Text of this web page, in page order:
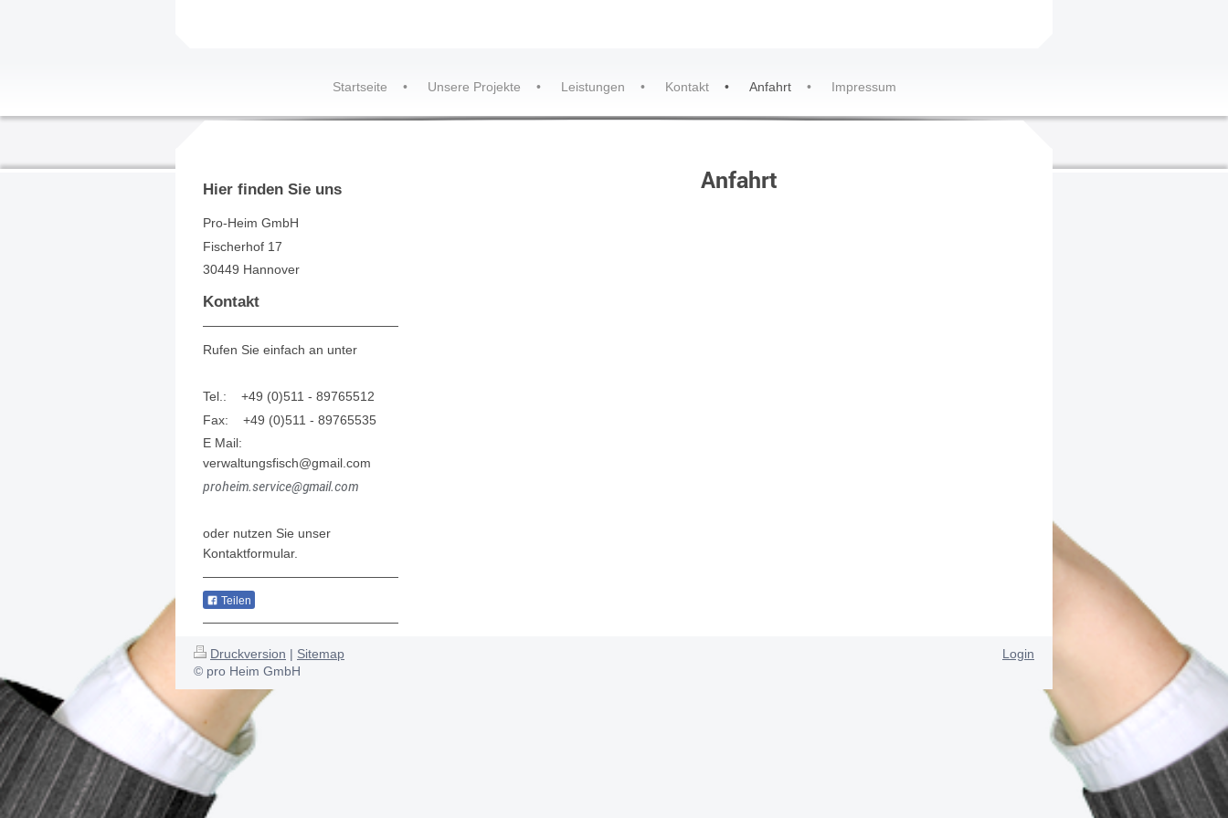
Startseite Unsere Projekte Leistungen Kontakt Anfahrt Impressum
Anfahrt
Hier finden Sie uns
Pro-Heim GmbH
Fischerhof 17
30449 Hannover
Kontakt
Rufen Sie einfach an unter
Tel.: +49 (0)511 - 89765512
Fax: +49 (0)511 - 89765535
E Mail:
verwaltungsfisch@gmail.com
proheim.service@gmail.com
oder nutzen Sie unser
Kontaktformular.
Teilen
Druckversion | Sitemap
© pro Heim GmbH
Login